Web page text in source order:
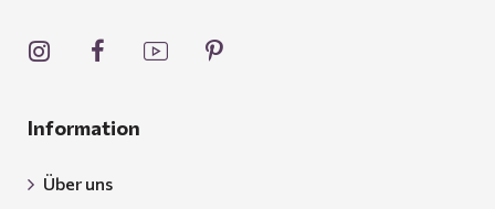
Information
Über uns